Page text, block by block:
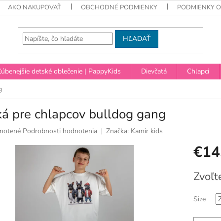
AKO NAKUPOVAŤ OBCHODNÉ PODMIENKY PODMIENKY
HĽADAŤ
detské oblečenie | PappyKids Dievčatá Chlapci
pre chlapcov bulldog gang
Podrobnosti hodnotenia Značka: Kamir kids
cena:
Size